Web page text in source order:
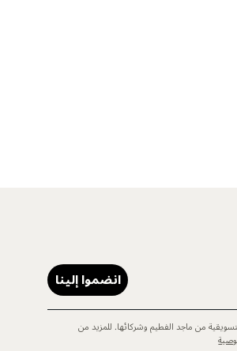
انضموا إلينا
من ماجد الفطيم وشركائها. للمزيد من